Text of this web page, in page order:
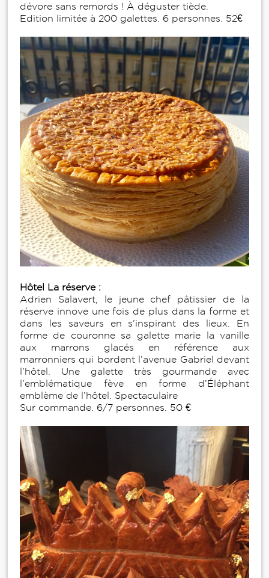
dévore sans remords ! À déguster tiède.
Edition limitée à 200 galettes. 6 personnes. 52€
Hôtel La réserve :
Adrien Salavert, le jeune chef pâtissier de la
réserve innove une fois de plus dans la forme et
dans les saveurs en s’inspirant des lieux. En
forme de couronne sa galette marie la vanille
aux marrons glacés en référence aux
marronniers qui bordent l’avenue Gabriel devant
l’hôtel. Une galette très gourmande avec
l’emblématique fève en forme d’Éléphant
emblème de l’hôtel. Spectaculaire
Sur commande. 6/7 personnes. 50 €